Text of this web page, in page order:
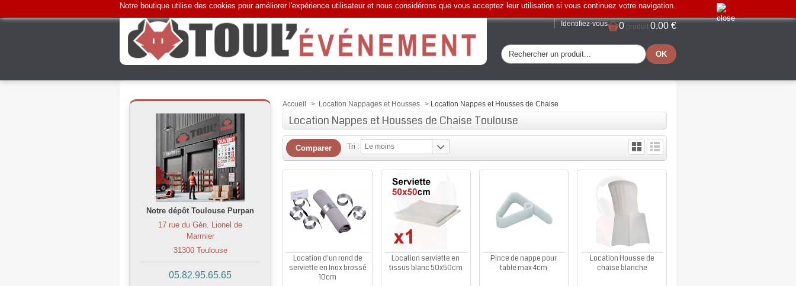
Identifiez-vous 0 produit 0.00 €
Notre boutique utilise des cookies pour améliorer l'expérience utilisateur et nous considérons que vous acceptez leur utilisation si vous continuez votre navigation.
Notre dépôt Toulouse Purpan
17 rue du Gén. Lionel de
Marmier
31300 Toulouse
05.82.95.65.65
Accueil > Location Nappages et Housses > Location Nappes et Housses de Chaise
Location Nappes et Housses de Chaise Toulouse
Tri :
Le moins
cher
Location d'un rond de
serviette en Inox brossé
10cm
Location serviette en
tissus blanc 50x50cm
Pince de nappe pour
table max 4cm
Location Housse de
chaise blanche